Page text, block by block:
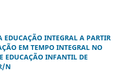
INTEGRAL A PARTIR
EM TEMPO INTEGRAL NO
EDUCAÇÃO INFANTIL DE
N